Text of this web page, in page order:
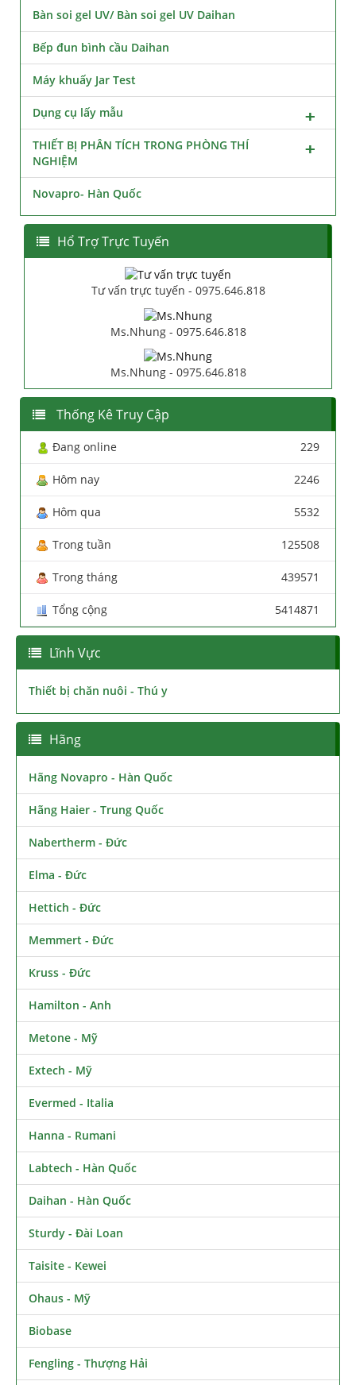
Bàn soi gel UV/ Bàn soi gel UV Daihan
Bếp đun bình cầu Daihan
Máy khuấy Jar Test
Dụng cụ lấy mẫu
THIẾT BỊ PHÂN TÍCH TRONG PHÒNG THÍ
NGHIỆM
Novapro- Hàn Quốc
Hổ Trợ Trực Tuyến
Tư vấn trực tuyến - 0975.646.818
Ms.Nhung - 0975.646.818
Ms.Nhung - 0975.646.818
Thống Kê Truy Cập
Đang online 229
Hôm nay 2246
Hôm qua 5532
Trong tuần 125508
Trong tháng 439571
Tổng cộng 5414871
Lĩnh Vực
Thiết bị chăn nuôi - Thú y
Hãng
Hãng Novapro - Hàn Quốc
Hãng Haier - Trung Quốc
Nabertherm - Đức
Elma - Đức
Hettich - Đức
Memmert - Đức
Kruss - Đức
Hamilton - Anh
Metone - Mỹ
Extech - Mỹ
Evermed - Italia
Hanna - Rumani
Labtech - Hàn Quốc
Daihan - Hàn Quốc
Sturdy - Đài Loan
Taisite - Kewei
Ohaus - Mỹ
Biobase
Fengling - Thượng Hải